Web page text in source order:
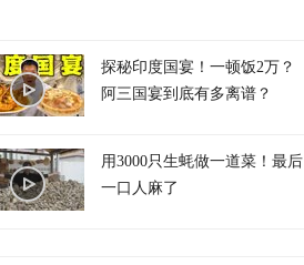
探秘印度国宴！一顿饭2万？
阿三国宴到底有多离谱？
用3000只生蚝做一道菜！最后
一口人麻了